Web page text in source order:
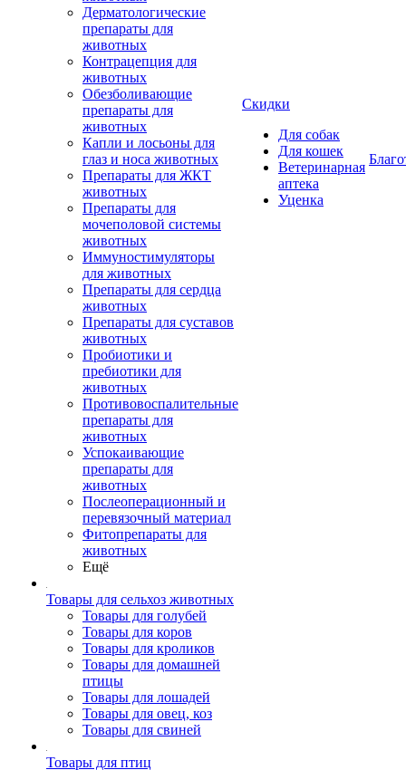
Дерматологические
препараты для
животных
Контрацепция для
животных
Обезболивающие
препараты для
животных
Капли и лосьоны для
глаз и носа животных
Препараты для ЖКТ
животных
Препараты для
мочеполовой системы
животных
Иммуностимуляторы
для животных
Препараты для сердца
животных
Препараты для суставов
животных
Пробиотики и
пребиотики для
животных
Противовоспалительные
препараты для
животных
Успокаивающие
препараты для
животных
Послеоперационный и
перевязочный материал
Фитопрепараты для
животных
Ещё
Товары для сельхоз животных
Товары для голубей
Товары для коров
Товары для кроликов
Товары для домашней
птицы
Товары для лошадей
Товары для овец, коз
Товары для свиней
Товары для птиц
Скидки
Для собак
Для кошек
Ветеринарная
аптека
Уценка